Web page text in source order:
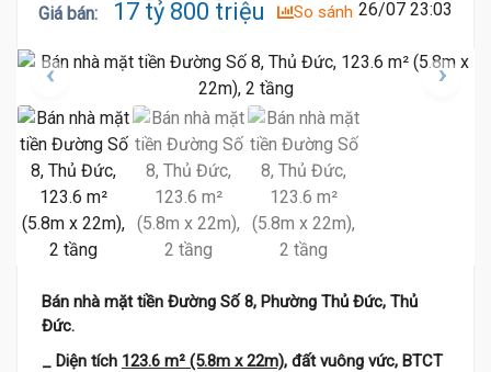
Giá bán: 17 tỷ 800 triệu So sánh 26/07 23:03
Bán nhà mặt tiền Đường Số 8, Phường Thủ Đức, Thủ
Đức.
_ Diện tích 123.6 m² (5.8m x 22m), đất vuông vức, BTCT